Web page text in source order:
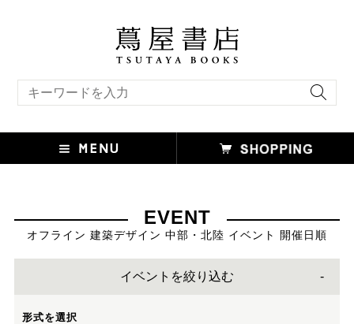
EVENT
オフライン 建築デザイン 中部・北陸 イベント 開催日順
イベントを絞り込む
形式を選択